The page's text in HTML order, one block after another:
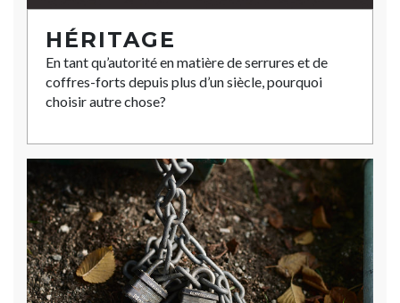
HÉRITAGE
En tant qu’autorité en matière de serrures et de
coffres-forts depuis plus d’un siècle, pourquoi
choisir autre chose?